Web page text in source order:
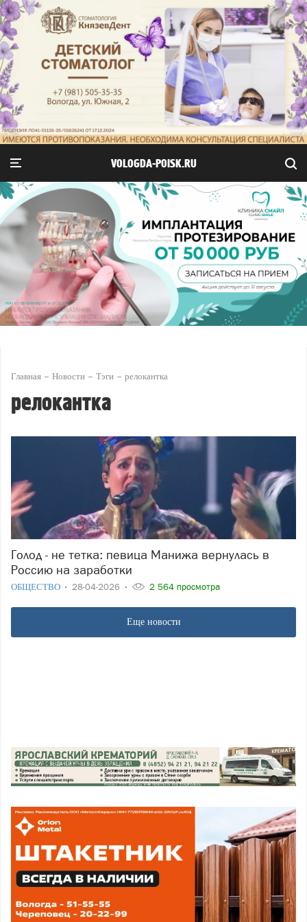
VOLOGDA-POISK.RU
Главная Новости Тэги релокантка
релокантка
Голод - не тетка: певица Манижа вернулась в
Россию на заработки
ОБЩЕСТВО 28-04-2026 2 564 просмотра
Еще новости